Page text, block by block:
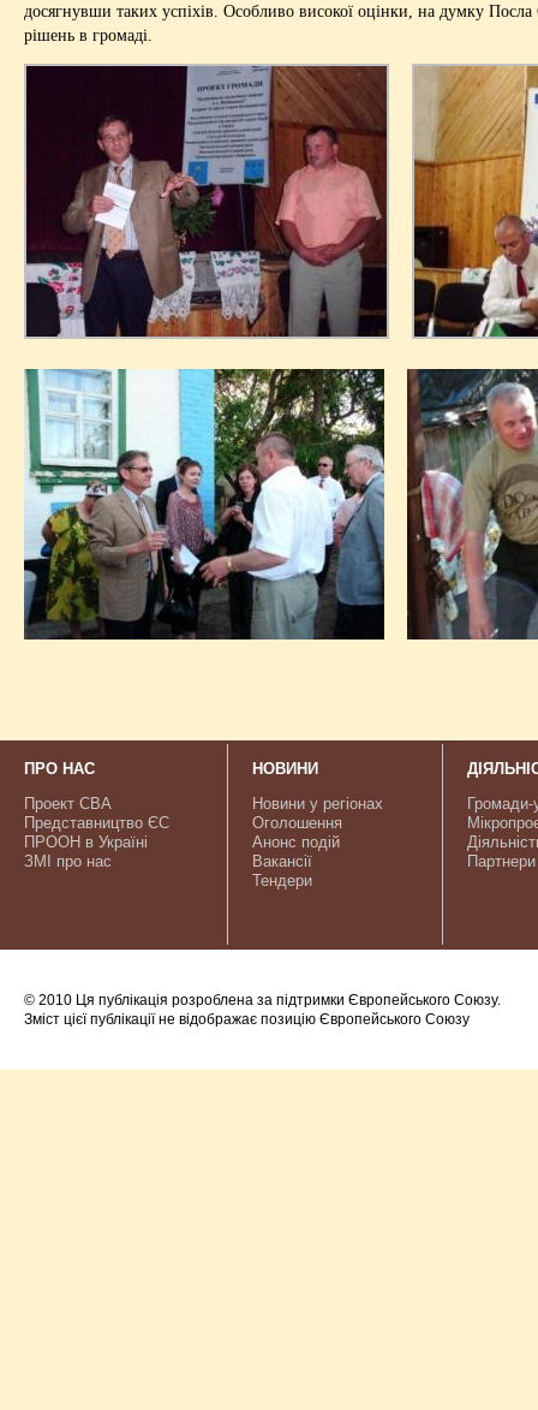
досягнувши таких успіхів. Особливо високої оцінки, на думку
рішень в громаді.
ПРО НАС
Проект CBA
Представництво ЄС
ПРООН в Україні
ЗМІ про нас
НОВИНИ
Новини у регіонах
Оголошення
Анонс подій
Вакансії
Тендери
Громади-
Партнери
© 2010 Ця публікація розроблена за підтримки Європейського Союзу.
Зміст цієї публікації не відображає позицію Європейського Союзу